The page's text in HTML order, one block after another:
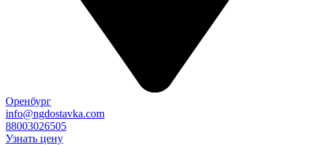
Оренбург
info@ngdostavka.com
88003026505
Узнать цену